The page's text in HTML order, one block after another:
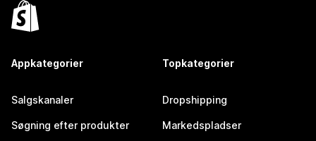
Appkategorier
Salgskanaler
Søgning efter produkter
Topkategorier
Dropshipping
Markedspladser